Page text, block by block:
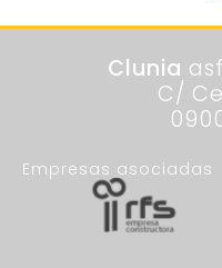
Clunia
C/
Empresas asociadas